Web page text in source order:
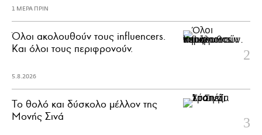
1 ΜΕΡΑ ΠΡΙΝ
Όλοι ακολουθούν τους influencers.
Και όλοι τους περιφρονούν.
5.8.2026
Το θολό και δύσκολο μέλλον της
Μονής Σινά